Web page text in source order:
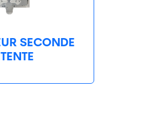
SECONDE